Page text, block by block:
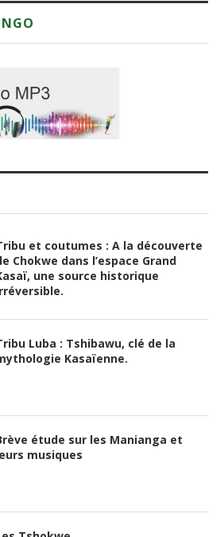
et coutumes : A la découverte
Chokwe dans l’espace Grand
une source historique
Luba : Tshibawu, clé de la
Kasaïenne.
étude sur les Manianga et
musiques